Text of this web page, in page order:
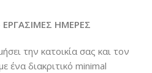
ΗΜΕΡΕΣ
την κατοικία σας και τον
ένα διακριτικό minimal